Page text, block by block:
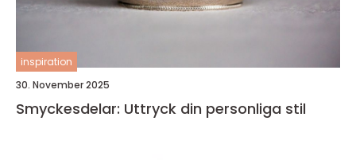
inspiration
30. November 2025
Smyckesdelar: Uttryck din personliga stil